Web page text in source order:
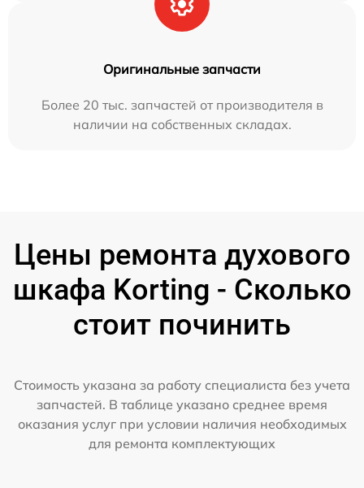
Оригинальные запчасти
Более 20 тыс. запчастей от производителя в
наличии на собственных складах.
Цены ремонта духового
шкафа Korting - Сколько
стоит починить
Стоимость указана за работу специалиста без учета
запчастей. В таблице указано среднее время
оказания услуг при условии наличия необходимых
для ремонта комплектующих